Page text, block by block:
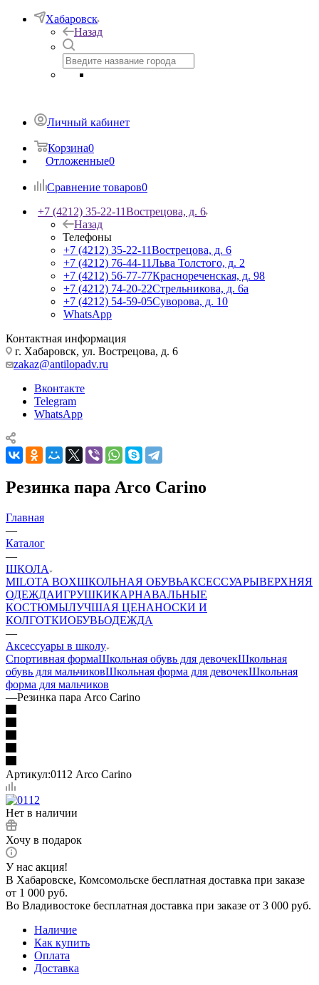
Хабаровск
Назад
Личный кабинет
Корзина0
Отложенные0
Сравнение товаров0
+7 (4212) 35-22-11Вострецова, д. 6
Назад
Телефоны
+7 (4212) 35-22-11Вострецова, д. 6
+7 (4212) 76-44-11Льва Толстого, д. 2
+7 (4212) 56-77-77Краснореченская, д. 98
+7 (4212) 74-20-22Стрельникова, д. 6а
+7 (4212) 54-59-05Суворова, д. 10
WhatsApp
Контактная информация
г. Хабаровск, ул. Вострецова, д. 6
zakaz@antilopadv.ru
Вконтакте
Telegram
WhatsApp
Резинка пара Arco Carino
Главная
—
Каталог
—
ШКОЛА
MILOTA BOXШКОЛЬНАЯ ОБУВЬАКСЕССУАРЫВЕРХНЯЯ
ОДЕЖДАИГРУШКИКАРНАВАЛЬНЫЕ
КОСТЮМЫЛУЧШАЯ ЦЕНАНОСКИ И
КОЛГОТКИОБУВЬОДЕЖДА
—
Аксессуары в школу
Спортивная формаШкольная обувь для девочекШкольная
обувь для мальчиковШкольная форма для девочекШкольная
форма для мальчиков
—Резинка пара Arco Carino
Артикул:0112 Arco Carino
Нет в наличии
Хочу в подарок
У нас акция!
В Хабаровске, Комсомольске бесплатная доставка при заказе
от 1 000 руб.
Во Владивостоке бесплатная доставка при заказе от 3 000 руб.
Наличие
Как купить
Оплата
Доставка